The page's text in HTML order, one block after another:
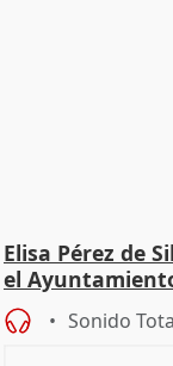
Elisa Pérez de
el
Sonido